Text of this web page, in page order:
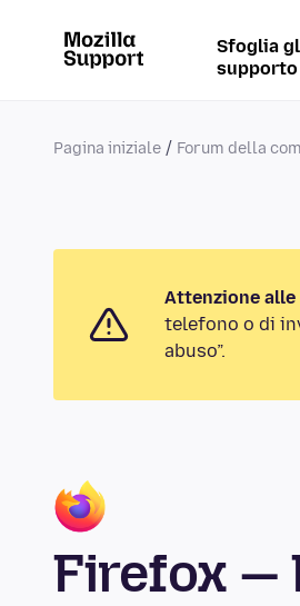
Sfoglia
supporto
Pagina iniziale Forum della
Attenzione
telefono o di
abuso”.
Firefox —